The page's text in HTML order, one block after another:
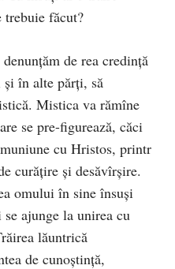
făcut?
de rea credinţă
şi în alte părţi, să
Mistica va rămîne
se pre-figurează, căci
cu Hristos, printr
curăţire şi desăvîrşire.
omului în sine însuşi
ajunge la unirea cu
lăuntrică
de cunoştinţă,